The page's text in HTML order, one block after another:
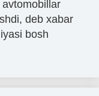
avtomobillar
deb xabar
bosh